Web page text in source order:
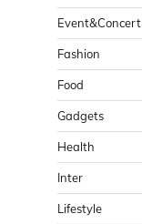
Event&Concert
Fashion
Food
Gadgets
Health
Inter
Lifestyle